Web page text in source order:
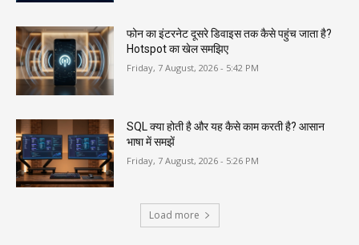
फोन का इंटरनेट दूसरे डिवाइस तक कैसे पहुंच जाता है?
Hotspot का खेल समझिए
Friday, 7 August, 2026 - 5:42 PM
SQL क्या होती है और यह कैसे काम करती है? आसान
भाषा में समझें
Friday, 7 August, 2026 - 5:26 PM
Load more